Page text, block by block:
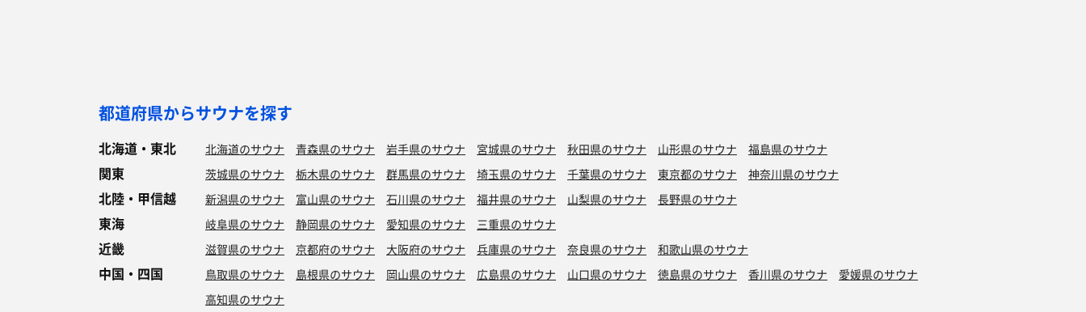
都道府県からサウナを探す
北海道・東北 北海道のサウナ 青森県のサウナ 岩手県のサウナ 宮城県のサウナ 秋田県のサウナ 山形県のサウナ 福島県のサウナ
関東 茨城県のサウナ 栃木県のサウナ 群馬県のサウナ 埼玉県のサウナ 千葉県のサウナ 東京都のサウナ 神奈川県のサウナ
北陸・甲信越 新潟県のサウナ 富山県のサウナ 石川県のサウナ 福井県のサウナ 山梨県のサウナ 長野県のサウナ
東海 岐阜県のサウナ 静岡県のサウナ 愛知県のサウナ 三重県のサウナ
近畿 滋賀県のサウナ 京都府のサウナ 大阪府のサウナ 兵庫県のサウナ 奈良県のサウナ 和歌山県のサウナ
中国・四国 鳥取県のサウナ 島根県のサウナ 岡山県のサウナ 広島県のサウナ 山口県のサウナ 徳島県のサウナ 香川県のサウナ
愛媛県のサウナ
高知県のサウナ